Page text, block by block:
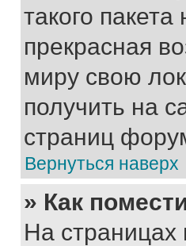
такого
прекрасная
миру свою
получить на
страниц
Вернуться наверх
» Как
На страницах